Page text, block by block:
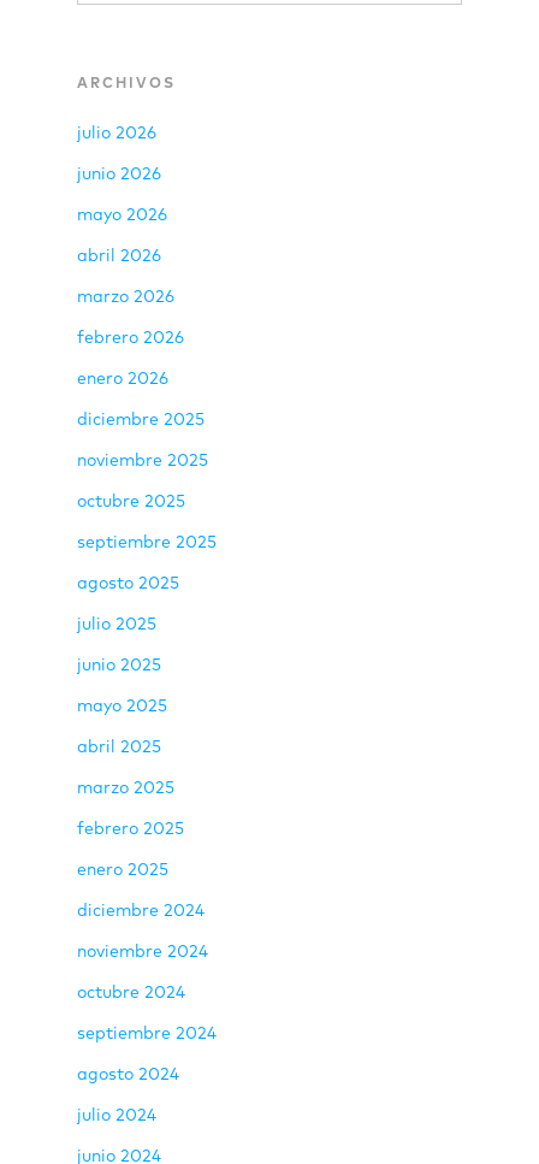
ARCHIVOS
julio 2026
junio 2026
mayo 2026
abril 2026
marzo 2026
febrero 2026
enero 2026
diciembre 2025
noviembre 2025
octubre 2025
septiembre 2025
agosto 2025
julio 2025
junio 2025
mayo 2025
abril 2025
marzo 2025
febrero 2025
enero 2025
diciembre 2024
noviembre 2024
octubre 2024
septiembre 2024
agosto 2024
julio 2024
junio 2024